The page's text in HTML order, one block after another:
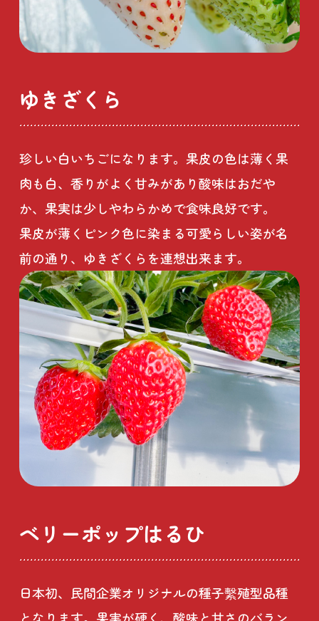
ゆきざくら
珍しい白いちごになります。果皮の色は薄く果
肉も白、香りがよく甘みがあり酸味はおだや
か、果実は少しやわらかめで食味良好です。
果皮が薄くピンク色に染まる可愛らしい姿が名
前の通り、ゆきざくらを連想出来ます。
ベリーポップはるひ
日本初、民間企業オリジナルの種子繫殖型品種